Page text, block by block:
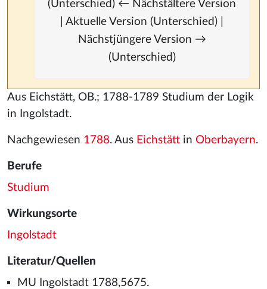
(Unterschied) ← Nächstältere Version
| Aktuelle Version (Unterschied) |
Nächstjüngere Version →
(Unterschied)
Aus Eichstätt, OB.; 1788-1789 Studium der Logik
in Ingolstadt.
Nachgewiesen 1788. Aus Eichstätt in Oberbayern.
Berufe
Studium
Wirkungsorte
Ingolstadt
Literatur/Quellen
MU Ingolstadt 1788,5675.